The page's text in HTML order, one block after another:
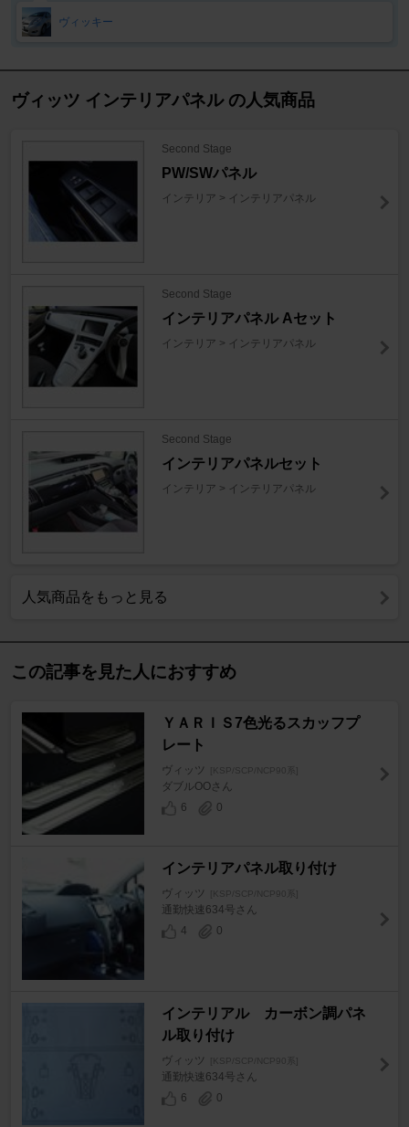
ヴィッキー
ヴィッツ インテリアパネル の人気商品
Second Stage
PW/SWパネル
インテリア > インテリアパネル
Second Stage
インテリアパネル Aセット
インテリア > インテリアパネル
Second Stage
インテリアパネルセット
インテリア > インテリアパネル
人気商品をもっと見る
この記事を見た人におすすめ
ＹＡＲＩＳ7色光るスカッフプ
レート
ヴィッツ [KSP/SCP/NCP90系]
ダブルООさん
6
0
インテリアパネル取り付け
ヴィッツ [KSP/SCP/NCP90系]
通勤快速634号さん
4
0
インテリアル カーボン調パネ
ル取り付け
ヴィッツ [KSP/SCP/NCP90系]
通勤快速634号さん
6
0